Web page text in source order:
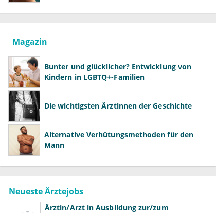
Magazin
Bunter und glücklicher? Entwicklung von
Kindern in LGBTQ+-Familien
Die wichtigsten Ärztinnen der Geschichte
Alternative Verhütungsmethoden für den
Mann
Neueste Ärztejobs
Ärztin/Arzt in Ausbildung zur/zum